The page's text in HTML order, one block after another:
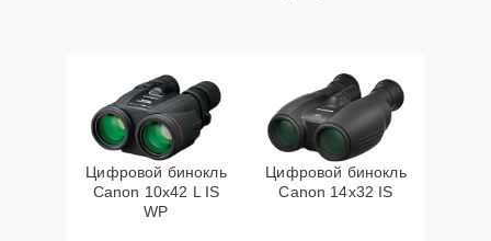
Цифровой бинокль
Canon 10x42 L IS
WP
Цифровой бинокль
Canon 14x32 IS